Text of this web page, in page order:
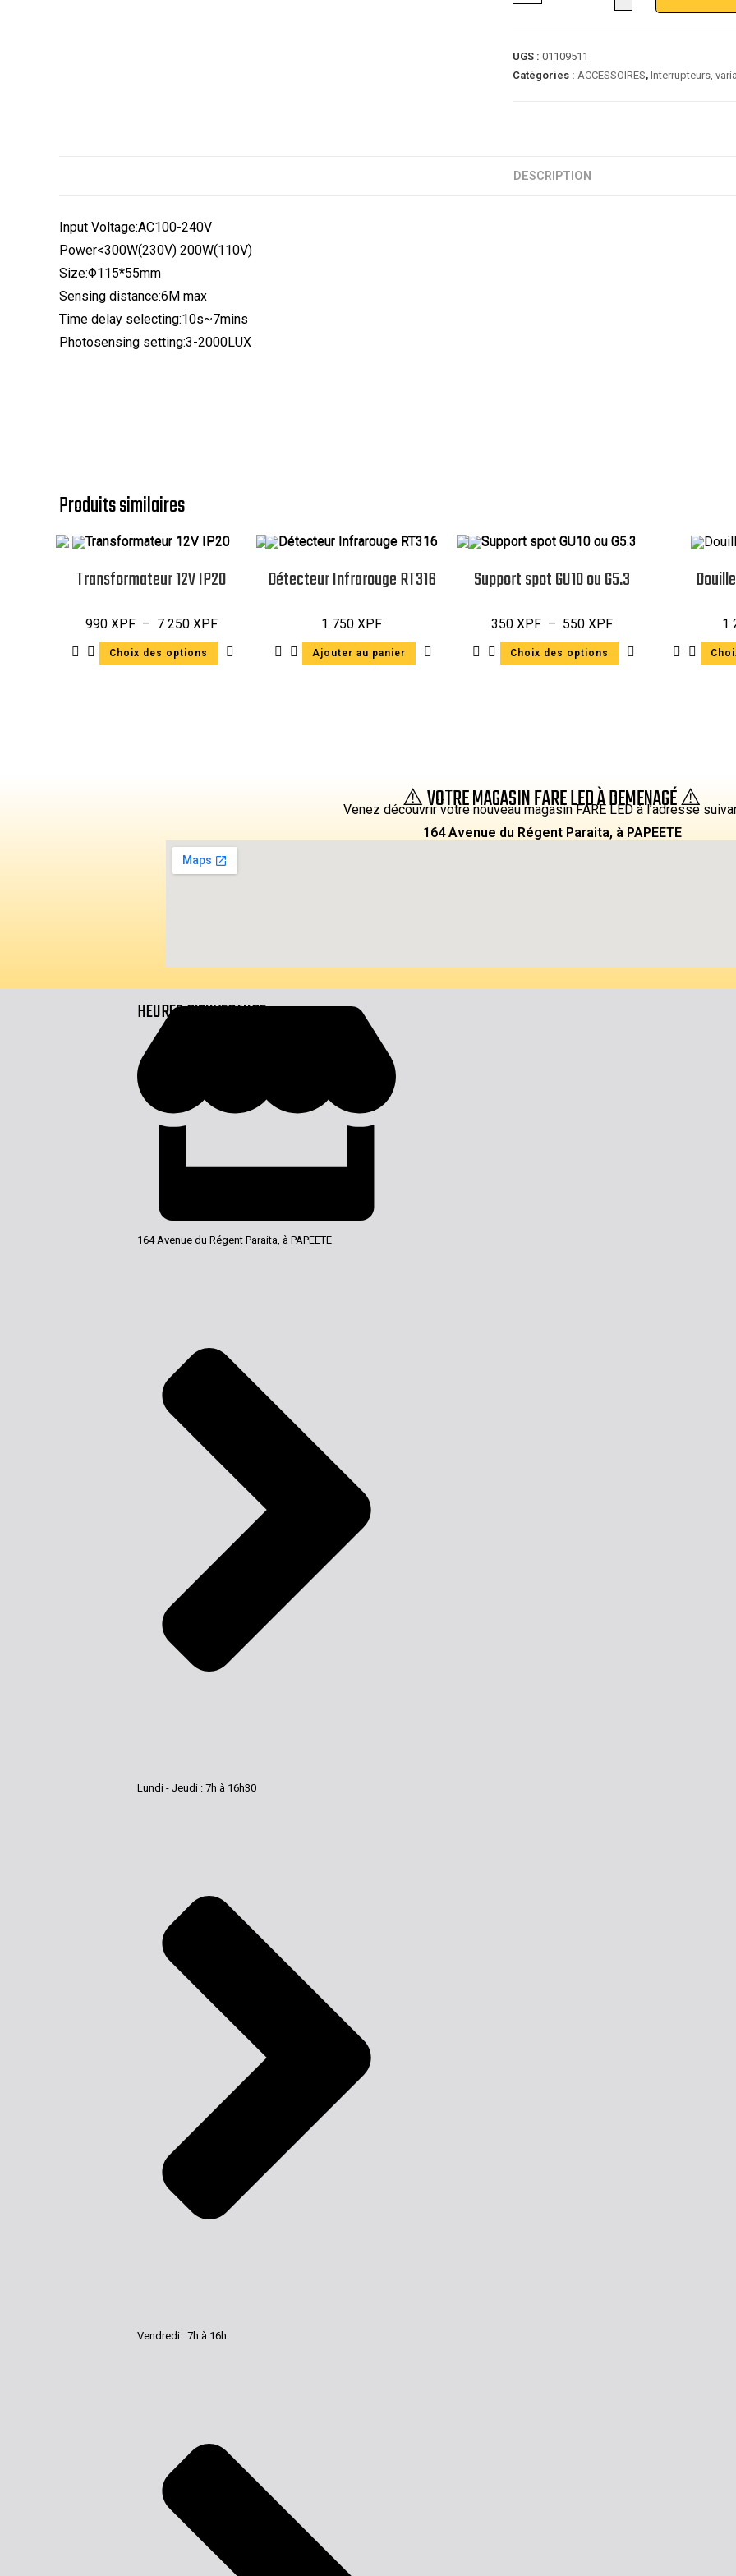
UGS : 01109511
Catégories : ACCESSOIRES, Interrupteurs,
DESCRIPTION
Input Voltage:AC100-240V
Power<300W(230V) 200W(110V)
Size:Φ115*55mm
Sensing distance:6M max
Time delay selecting:10s~7mins
Photosensing setting:3-2000LUX
Produits similaires
Transformateur 12V IP20
990 XPF – 7 250 XPF
Choix des options
Détecteur Infrarouge RT316
1 750 XPF
Ajouter au panier
Support spot GU10 ou G5.3
350 XPF – 550 XPF
Choix des options
1
⚠️ VOTRE MAGASIN FARE LED À DEMENAGÉ ⚠️
Venez découvrir votre nouveau magasin FARE LED à l’adresse
164 Avenue du Régent Paraita, à PAPEETE
HEURES D'OUVERTURE
164 Avenue du Régent Paraita, à PAPEETE
Lundi - Jeudi : 7h à 16h30
Vendredi : 7h à 16h